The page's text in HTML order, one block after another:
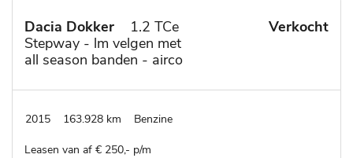
Dacia Dokker
1.2 TCe
Stepway - lm velgen met
all season banden - airco
Verkocht
2015 163.928 km Benzine
Leasen van af € 250,- p/m